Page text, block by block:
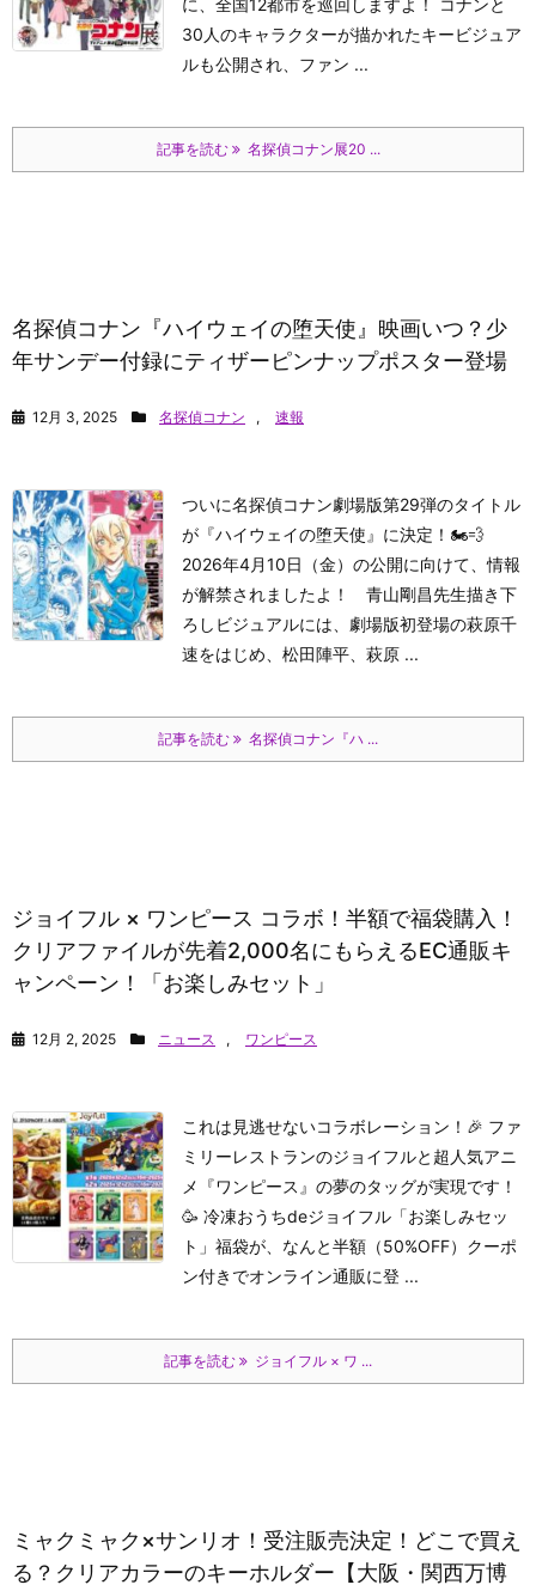
に、全国12都市を巡回しますよ！ コナンと
30人のキャラクターが描かれたキービジュア
ルも公開され、ファン ...
記事を読む 名探偵コナン展20 ...
名探偵コナン『ハイウェイの堕天使』映画いつ？少
年サンデー付録にティザーピンナップポスター登場
12月 3, 2025 名探偵コナン , 速報
ついに名探偵コナン劇場版第29弾のタイトル
が『ハイウェイの堕天使』に決定！🏍️💨
2026年4月10日（金）の公開に向けて、情報
が解禁されましたよ！ 青山剛昌先生描き下
ろしビジュアルには、劇場版初登場の萩原千
速をはじめ、松田陣平、萩原 ...
記事を読む 名探偵コナン『ハ ...
ジョイフル × ワンピース コラボ！半額で福袋購入！
クリアファイルが先着2,000名にもらえるEC通販キ
ャンペーン！「お楽しみセット」
12月 2, 2025 ニュース , ワンピース
これは見逃せないコラボレーション！🎉 ファ
ミリーレストランのジョイフルと超人気アニ
メ『ワンピース』の夢のタッグが実現です！
🥳 冷凍おうちdeジョイフル「お楽しみセッ
ト」福袋が、なんと半額（50%OFF）クーポ
ン付きでオンライン通販に登 ...
記事を読む ジョイフル × ワ ...
ミャクミャク×サンリオ！受注販売決定！どこで買え
る？クリアカラーのキーホルダー【大阪・関西万博